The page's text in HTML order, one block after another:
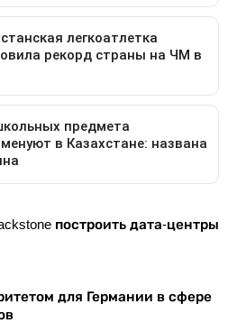
построить дата-центры
для Германии в сфере